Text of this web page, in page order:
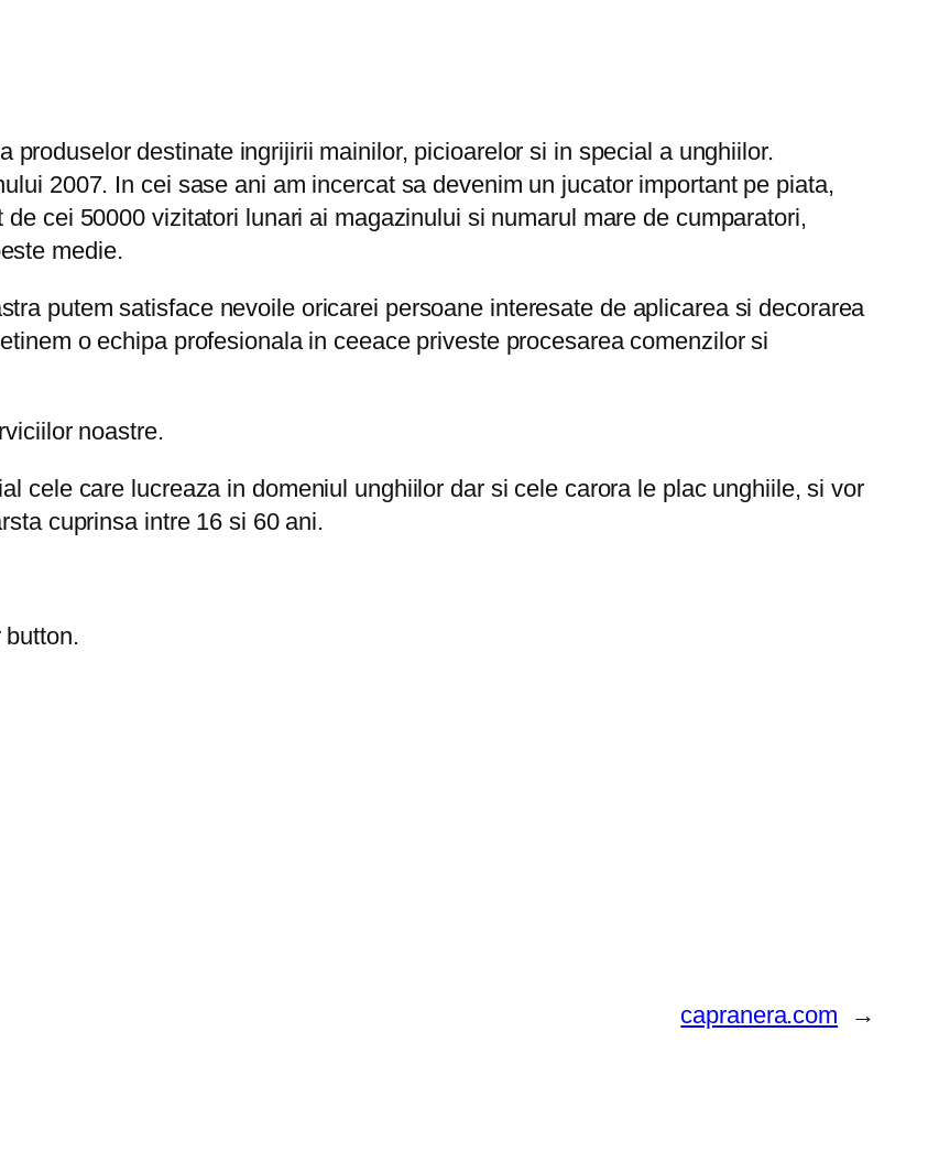
produselor destinate ingrijirii mainilor, picioarelor si in special a unghiilor.
2007. In cei sase ani am incercat sa devenim un jucator important pe piata,
cei 50000 vizitatori lunari ai magazinului si numarul mare de cumparatori,
medie.
putem satisface nevoile oricarei persoane interesate de aplicarea si decorarea
o echipa profesionala in ceeace priveste procesarea comenzilor si
noastre.
cele care lucreaza in domeniul unghiilor dar si cele carora le plac unghiile, si vor
cuprinsa intre 16 si 60 ani.
button.
capranera.com →